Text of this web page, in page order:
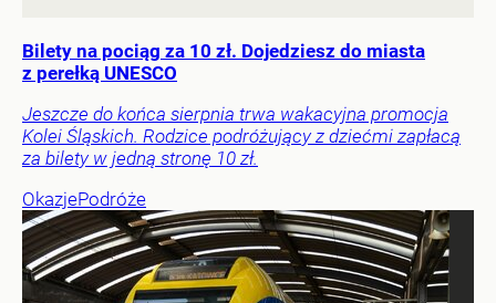
Bilety na pociąg za 10 zł. Dojedziesz do miasta
z perełką UNESCO
Jeszcze do końca sierpnia trwa wakacyjna promocja
Kolei Śląskich. Rodzice podróżujący z dziećmi zapłacą
za bilety w jedną stronę 10 zł.
OkazjePodróże